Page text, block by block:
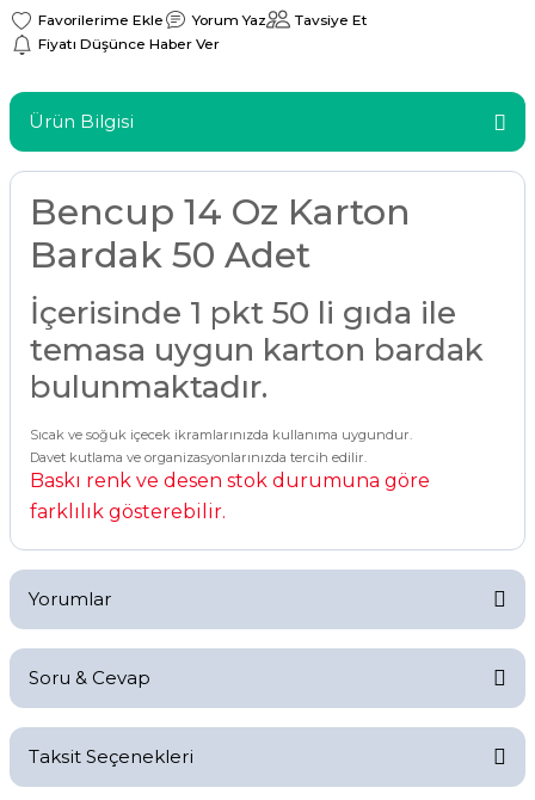
Yorum Yaz
Tavsiye Et
Fiyatı Düşünce Haber Ver
Ürün Bilgisi
Bencup 14 Oz Karton
Bardak 50 Adet
İçerisinde 1 pkt 50 li gıda ile
temasa uygun karton bardak
bulunmaktadır.
Sıcak ve soğuk içecek ikramlarınızda kullanıma uygundur.
Davet kutlama ve organizasyonlarınızda tercih edilir.
Baskı renk ve desen stok durumuna göre
farklılık gösterebilir.
Yorumlar
Yorum Yaz
Soru & Cevap
Taksit Seçenekleri